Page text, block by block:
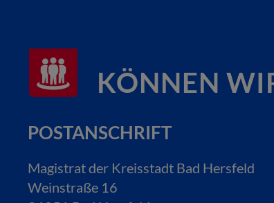
KÖNNEN
POSTANSCHRIFT
Magistrat der Kreisstadt Bad Hersfeld
Weinstraße 16